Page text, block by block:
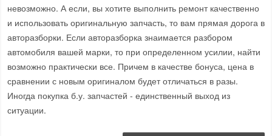
невозможно. А если, вы хотите выполнить ремонт качественно
и использовать оригинальную запчасть, то вам прямая дорога в
авторазборки. Если авторазборка знаимается разбором
автомобиля вашей марки, то при определенном усилии, найти
возможно практически все. Причем в качестве бонуса, цена в
сравнении с новым оригиналом будет отличаться в разы.
Иногда покупка б.у. запчастей - единственный выход из
ситуации.